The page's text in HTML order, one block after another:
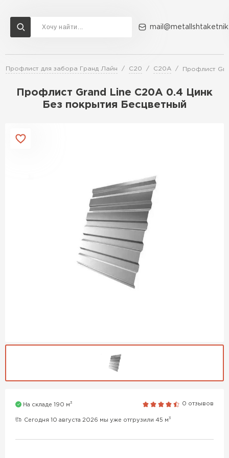
Профлист для забора Гранд Лайн C20 C20A Профлист
Профлист Grand Line C20A 0.4 Цинк
Без покрытия Бесцветный
На складе 190 м3 0 отзывов
Сегодня 10 августа 2026 мы уже отгрузили 45 м3
Доставка и оплата Акции О компании Контакты
Перейти в каталог